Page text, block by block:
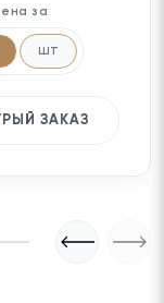
за
шт
ЗАКАЗ